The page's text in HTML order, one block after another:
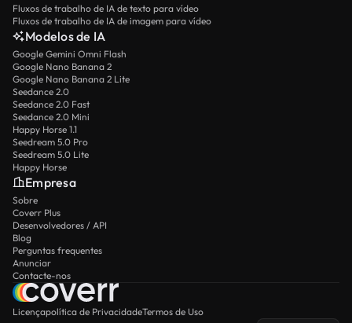
Fluxos de trabalho de IA de texto para vídeo
Fluxos de trabalho de IA de imagem para vídeo
Modelos de IA
Google Gemini Omni Flash
Google Nano Banana 2
Google Nano Banana 2 Lite
Seedance 2.0
Seedance 2.0 Fast
Seedance 2.0 Mini
Happy Horse 1.1
Seedream 5.0 Pro
Seedream 5.0 Lite
Happy Horse
Empresa
Sobre
Coverr Plus
Desenvolvedores / API
Blog
Perguntas frequentes
Anunciar
Contacte-nos
Licençapolítica de PrivacidadeTermos de Uso